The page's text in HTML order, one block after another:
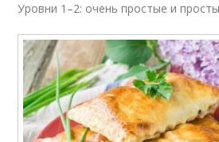
Уровни 1–2: очень простые и